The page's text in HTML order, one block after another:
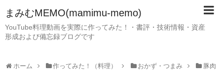
まみむMEMO(mamimu-memo)
YouTube料理動画を実際に作ってみた！・書評・技術情報・資産
形成および備忘録ブログです
ホーム 作ってみた！（料理） おかず・つまみ 豚肉